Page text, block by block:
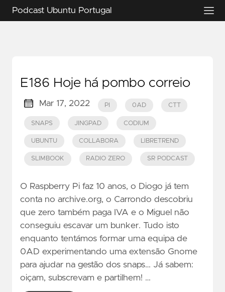
Podcast Ubuntu Portugal
E186 Hoje há pombo correio
Mar 17, 2022 PI 0AD CTT
SNAPS JINGPAD CODIUM
UBUNTU COLLABORA LIBRETREND
SLIMBOOK RADIO ZERO SR PODCAST
O Raspberry Pi faz 10 anos, o Diogo já tem
conta no archive.org, o Carrondo descobriu
que zero também paga IVA e o Miguel não
conseguiu escavar um bunker. Tudo isto
enquanto tentámos formar uma equipa de
0AD experimentando uma extensão Gnome
para ajudar na gestão dos snaps… Já sabem:
oiçam, subscrevam e partilhem! …